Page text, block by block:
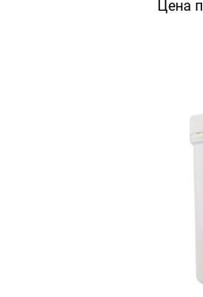
Цена